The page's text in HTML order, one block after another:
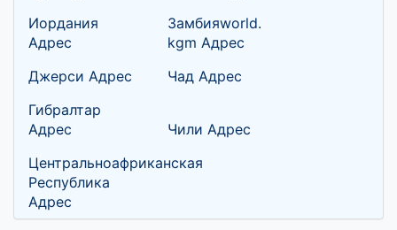
Иордания
Адрес
Замбияworld.
kgm Адрес
Джерси Адрес
Чад Адрес
Гибралтар
Адрес
Чили Адрес
Центральноафриканская
Республика
Адрес